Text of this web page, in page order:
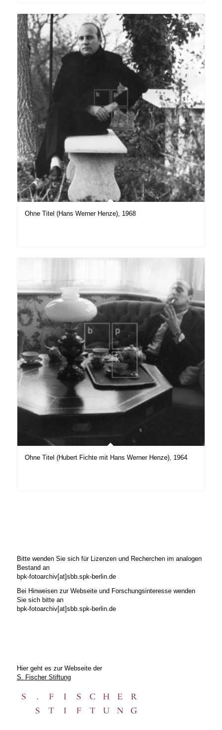
Ohne Titel (Hans Werner Henze), 1968
Ohne Titel (Hubert Fichte mit Hans Werner Henze), 1964
Bitte wenden Sie sich für Lizenzen und Recherchen im analogen
Bestand an
bpk-fotoarchiv[at]sbb.spk-berlin.de
Bei Hinweisen zur Webseite und Forschungsinteresse wenden
Sie sich bitte an
bpk-fotoarchiv[at]sbb.spk-berlin.de
Hier geht es zur Webseite der
S. Fischer Stiftung